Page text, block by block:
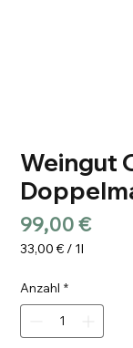
Weingut
99,00 €Preis
33,00 € / 1l
pro
1
Anzahl *